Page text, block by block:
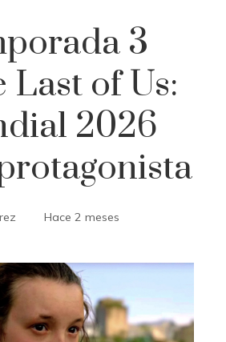
3
Last of Us:
2026
Hace 2 meses